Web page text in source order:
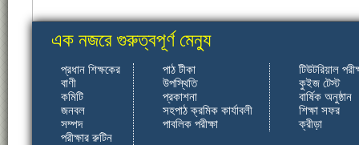
এক নজরে গুরুত্বপূর্ণ মেন্যু
প্রধান শিক্ষকের
বাণী
কমিটি
জনবল
সম্পদ
পরীক্ষার রুটিন
পাঠ টীকা
উপস্থিতি
প্রকাশনা
সহপাঠ ক্রমিক কার্যাবলী
পাবলিক পরীক্ষা
টিউটরিয়াল
কুইজ টেস্ট
বার্ষিক অনুষ্ঠান
শিক্ষা সফর
ক্রীড়া